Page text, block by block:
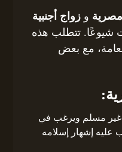
وزواج أجنبية
شيوعًا. تتطلب هذه
مع بعض
غير مسلم ويرغب في
عليه إشهار إسلامه